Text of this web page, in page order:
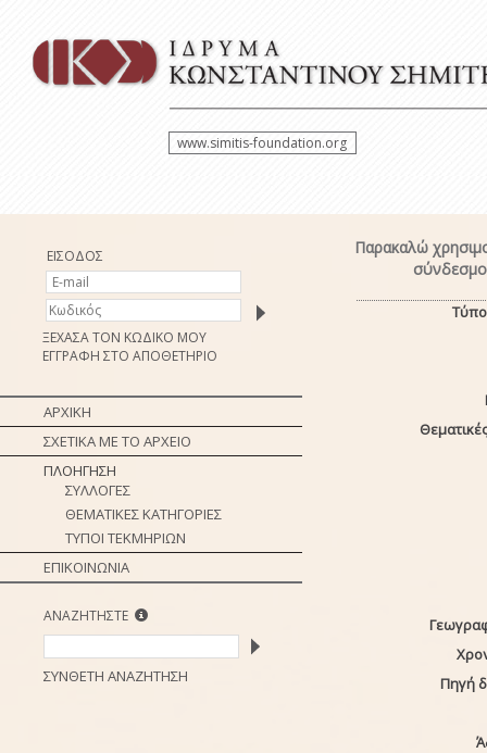
www.simitis-foundation.org
ΕΙΣΟΔΟΣ
ΞΕΧΑΣΑ ΤΟΝ ΚΩΔΙΚΟ ΜΟΥ
ΕΓΓΡΑΦΗ ΣΤΟ ΑΠΟΘΕΤΗΡΙΟ
ΑΡΧΙΚΗ
ΣΧΕΤΙΚΑ ΜΕ ΤΟ ΑΡΧΕΙΟ
ΠΛΟΗΓΗΣΗ
ΣΥΛΛΟΓΕΣ
ΘΕΜΑΤΙΚΕΣ ΚΑΤΗΓΟΡΙΕΣ
ΤΥΠΟΙ ΤΕΚΜΗΡΙΩΝ
ΕΠΙΚΟΙΝΩΝΙΑ
ΑΝΑΖΗΤΗΣΤΕ
ΣΥΝΘΕΤΗ ΑΝΑΖΗΤΗΣΗ
Παρακαλώ
Πηγή